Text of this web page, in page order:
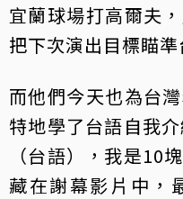
宜蘭球場打高爾夫
把下次演出目標瞄準
而他們今天也為台
特地學了台語自我
（台語），我是10
藏在謝幕影片中，